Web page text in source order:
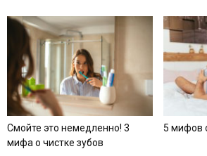
Смойте это немедленно! 3
мифа о чистке зубов
5 мифов